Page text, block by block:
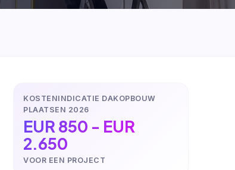
KOSTENINDICATIE DAKOPBOUW
PLAATSEN 2026
EUR 850 - EUR
2.650
VOOR EEN PROJECT